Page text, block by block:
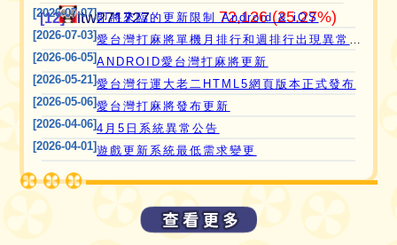
[12] i339494808 8,440,847
[12] itw271727 72,126 (25.27%)
[12] Ｆanny 276,302
[2026-07-07]即將來臨的更新限制 Android & iOS
[2026-07-03]
[2026-06-05]ANDROID愛台灣打麻將更新
[2026-05-21]愛台灣行運大老二HTML5網頁版本正式發布
[2026-05-06]愛台灣打麻將發布更新
[2026-04-06]4月5日系統異常公告
[2026-04-01]遊戲更新系統最低需求變更